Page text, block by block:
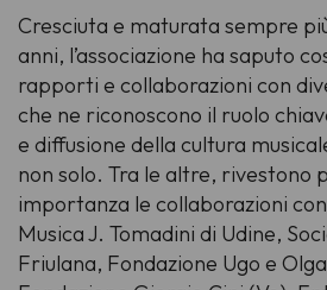
Cresciuta e maturata sempre
anni, l’associazione ha saputo
rapporti e collaborazioni con
che ne riconoscono il ruolo
e diffusione della cultura
non solo. Tra le altre, rivestono
importanza le collaborazioni
Musica J. Tomadini di Udine,
Friulana, Fondazione Ugo e